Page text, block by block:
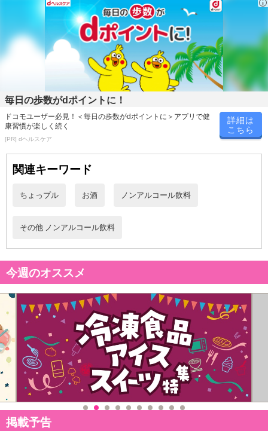
日が異なります。
※dショッピングサンプル百貨店よりお届けする商品は、ご利用いた
だいた後のご感想をいただくことを目的としており、転売等は固く
禁じます。
転売等、目的以外での利用が確認された場合は、サービス利用を停
止させていただきます。
発送日カレンダー
■その他共通および商品カテゴリー別注意事項（※必ずご確認くだ
こちらの情報は2026-07-09 14:08:36.0 での情報となります。
毎日の歩数がdポイントに！
ドコモユーザー必見！＜毎日の歩数がdポイントに＞アプリで健
康習慣が楽しく続く
[PR] dヘルスケア
詳細は
こちら
関連キーワード
ちょっプル お酒 ノンアルコール飲料
その他 ノンアルコール飲料
今週のオススメ
掲載予告